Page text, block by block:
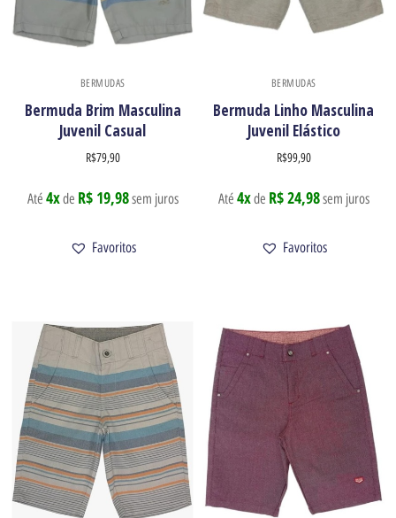
BERMUDAS
Bermuda Brim Masculina
Juvenil Casual
R$79,90
Até 4xde R$ 19,98sem juros
Favoritos
BERMUDAS
Bermuda Linho Masculina
Juvenil Elástico
R$99,90
Até 4xde R$ 24,98sem juros
Favoritos
Enviar